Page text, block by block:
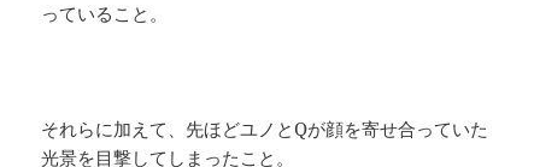
っていること。
それらに加えて、先ほどユノとQが顔を寄せ合っていた
光景を目撃してしまったこと。